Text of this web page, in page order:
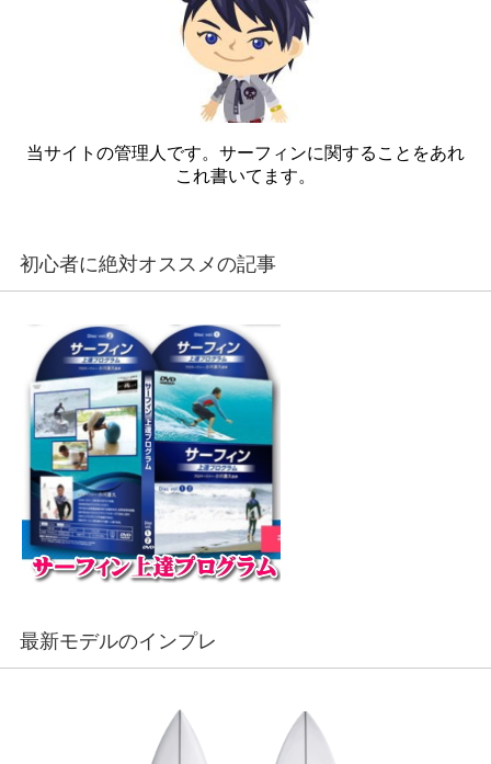
当サイトの管理人です。サーフィンに関することをあれ
これ書いてます。
初心者に絶対オススメの記事
最新モデルのインプレ